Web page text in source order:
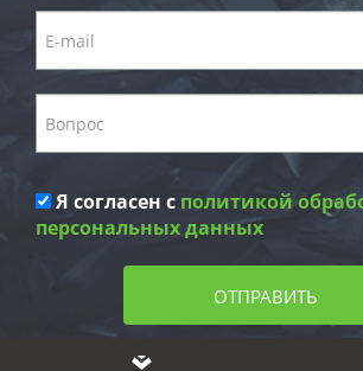
Я согласен с политикой
персональных данных
ОТПРАВИТЬ